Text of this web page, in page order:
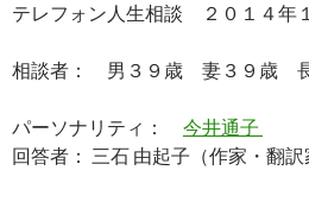
テレフォン人生相談 ２０１４年
相談者： 男３９歳 妻３９歳
パーソナリティ： 今井通子
回答者： 三石 由起子（作家・翻訳